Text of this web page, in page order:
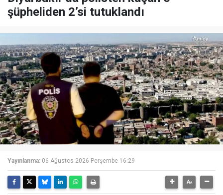
şüpheliden 2’si tutuklandı
Yayınlanma: 06 Ağustos 2026 Perşembe 16:29